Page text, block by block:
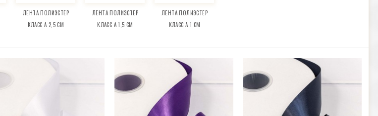
ЛЕНТА ПОЛИЭСТЕР
КЛАСС А 2,5 СМ
ЛЕНТА ПОЛИЭСТЕР
КЛАСС А 1,5 СМ
ЛЕНТА ПОЛИЭСТЕР
КЛАСС А 1 СМ